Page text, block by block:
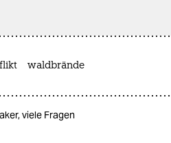
waldbrände
viele Fragen